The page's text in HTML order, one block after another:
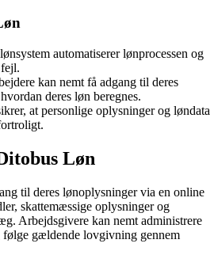
automatiserer lønprocessen og
kan nemt få adgang til deres
deres løn beregnes.
at personlige oplysninger og løndata
Løn
til deres lønoplysninger via en online
skattemæssige oplysninger og
Arbejdsgivere kan nemt administrere
følge gældende lovgivning gennem